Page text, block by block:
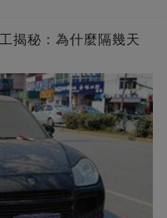
揭秘：為什麼隔幾天